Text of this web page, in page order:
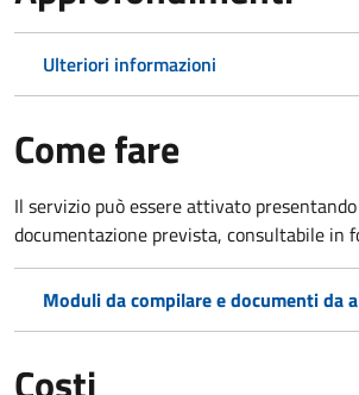
Ulteriori informazioni
Come fare
Il servizio può essere attivato
documentazione prevista, consultabile in
Moduli da compilare e documenti da